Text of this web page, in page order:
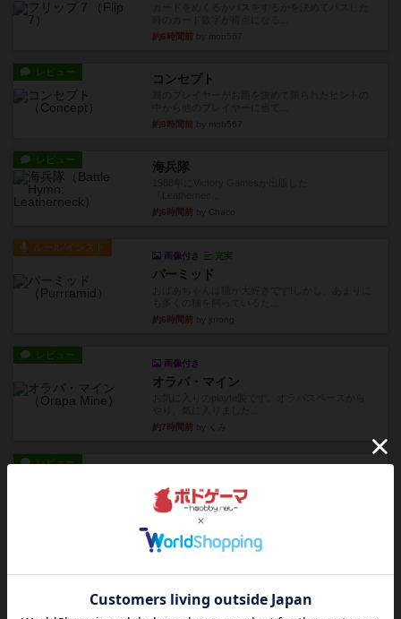
約6時間前
レビュー コンセプト
約6時間前
レビュー 海兵隊
約6時間前
ルール/インスト
画像付き 充実
パーミッド
約6時間前
レビュー
画像付き
オラパ・マイン
約7時間前
レビュー
４人プレイ。インスト1時間プレイ2時間半。結構
ダイス運と手札のカード運...
約7時間前 by oliber
アンブッシュ！：シルバースター
1987年にVictory Gamesが出版した『Silver Sta...